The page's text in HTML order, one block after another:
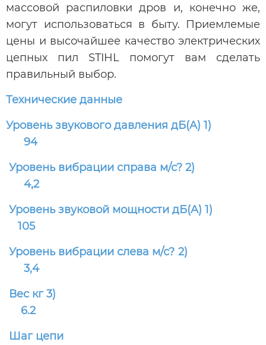
массовой распиловки дров и, конечно же,
могут использоваться в быту. Приемлемые
цены и высочайшее качество электрических
цепных пил STIHL помогут вам сделать
правильный выбор.
Технические данные
Уровень звукового давления дБ(A) 1)
94
Уровень вибрации справа м/с? 2)
4,2
Уровень звуковой мощности дБ(A) 1)
105
Уровень вибрации слева м/с? 2)
3,4
Вес кг 3)
6.2
Шаг цепи